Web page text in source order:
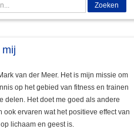
van der Meer. Het is mijn missie om
op het gebied van fitness en trainen
delen. Het doet me goed als andere
ook ervaren wat het positieve effect van
lichaam en geest is.